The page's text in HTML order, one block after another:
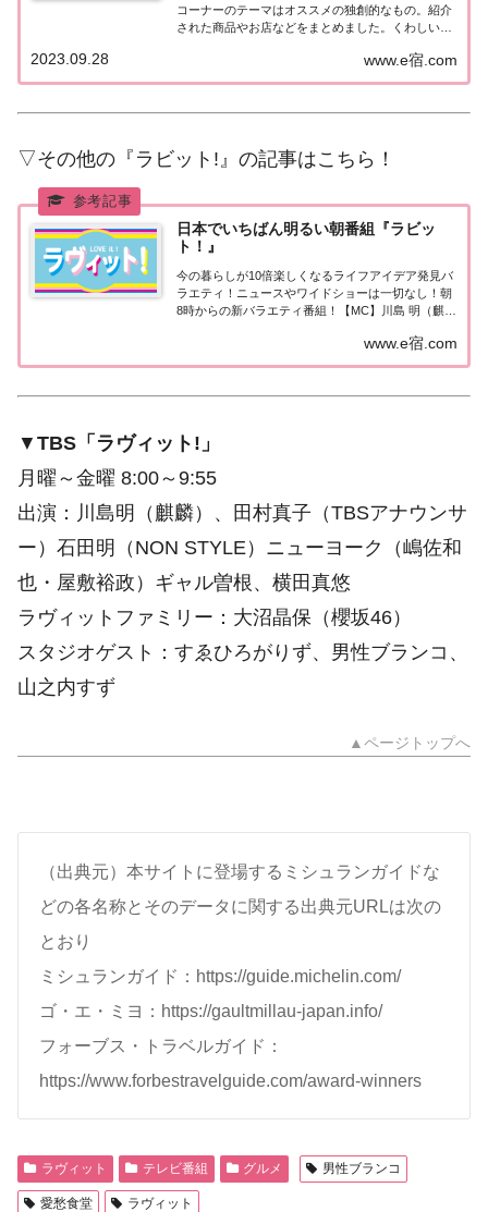
コーナーのテーマはオススメの独創的なもの。紹介
された商品やお店などをまとめました。くわしい情
は38年前に「8時だョ！全員集合」の最終回が放送
された日。そこで、今日はラビット!木曜...
www.e宿.com
2023.09.28
▽その他の『ラビット!』の記事はこちら！
日本でいちばん明るい朝番組『ラビッ
ト！』
今の暮らしが10倍楽しくなるライフアイデア発見バ
ラエティ！ニュースやワイドショーは一切なし！朝
8時からの新バラエティ番組！【MC】川島 明（麒
www.e宿.com
▼ TBS「ラヴィット!」
月曜～金曜 8:00～9:55
出演：川島明（麒麟）、田村真子（TBSアナウンサ
ー）石田明（NON STYLE）ニューヨーク（嶋佐和
也・屋敷裕政）ギャル曽根、横田真悠
ラヴィットファミリー：大沼晶保（櫻坂46）
スタジオゲスト：すゑひろがりず、男性ブランコ、
山之内すず
▲ページトップへ
（出典元）本サイトに登場するミシュランガイドな
どの各名称とそのデータに関する出典元URLは次の
とおり
ミシュランガイド：https://guide.michelin.com/
ゴ・エ・ミヨ：https://gaultmillau-japan.info/
フォーブス・トラベルガイド：
https://www.forbestravelguide.com/award-winners
ラヴィット テレビ番組 グルメ 男性ブランコ
愛愁食堂 ラヴィット